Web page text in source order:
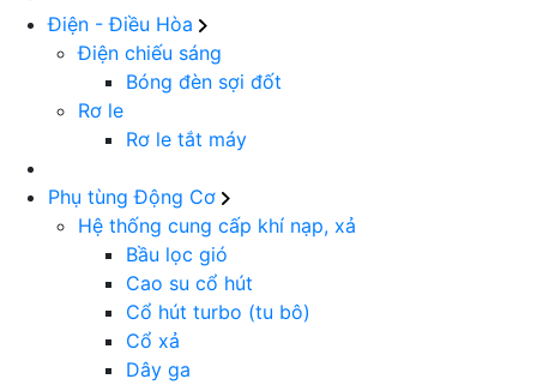
Điện - Điều Hòa
Điện chiếu sáng
Bóng đèn sợi đốt
Rơ le
Rơ le tắt máy
Phụ tùng Động Cơ
Hệ thống cung cấp khí nạp, xả
Bầu lọc gió
Cao su cổ hút
Cổ hút turbo (tu bô)
Cổ xả
Dây ga